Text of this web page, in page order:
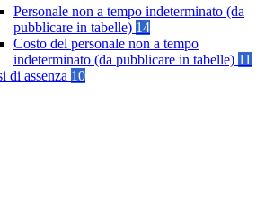
Personale non a tempo indeterminato (da
pubblicare in tabelle) 14
Costo del personale non a tempo
indeterminato (da pubblicare in tabelle) 11
di assenza 10